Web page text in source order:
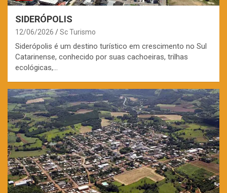
SIDERÓPOLIS
12/06/2026 Sc Turismo
Siderópolis é um destino turístico em crescimento no Sul
Catarinense, conhecido por suas cachoeiras, trilhas
ecológicas,…